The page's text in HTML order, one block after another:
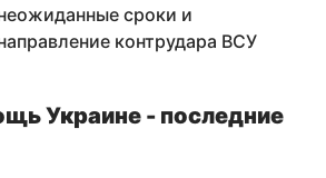
сроки и
контрудара ВСУ
Украине - последние